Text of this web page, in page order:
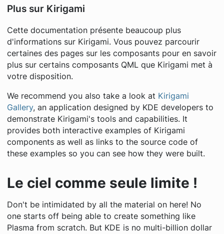
Plus sur Kirigami
Cette documentation présente beaucoup plus
d'informations sur Kirigami. Vous pouvez parcourir
certaines des pages sur les composants pour en savoir
plus sur certains composants QML que Kirigami met à
votre disposition.
We recommend you also take a look at Kirigami
Gallery, an application designed by KDE developers to
demonstrate Kirigami's tools and capabilities. It
provides both interactive examples of Kirigami
components as well as links to the source code of
these examples so you can see how they were built.
Le ciel comme seule limite !
Don't be intimidated by all the material on here! No
one starts off being able to create something like
Plasma from scratch. But KDE is no multi-billion dollar